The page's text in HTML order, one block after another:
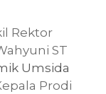
Rektor
ST
Umsida
Prodi